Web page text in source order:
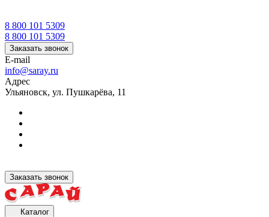
8 800 101 5309
8 800 101 5309
Заказать звонок
E-mail
info@saray.ru
Адрес
Ульяновск, ул. Пушкарёва, 11
Заказать звонок
Каталог